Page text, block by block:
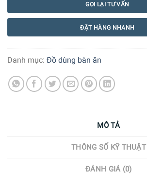
GỌI LẠI TƯ VẤN
ĐẶT HÀNG NHANH
Danh mục: Đồ dùng bàn ăn
MÔ TẢ
THÔNG SỐ KỸ THUẬT
ĐÁNH GIÁ (0)